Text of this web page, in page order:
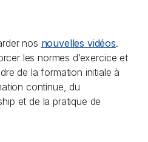
nos nouvelles vidéos.
les normes d’exercice et
de la formation initiale à
continue, du
et de la pratique de